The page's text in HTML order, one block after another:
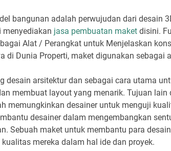
bangunan adalah perwujudan dari desain
jasa pembuatan maket disini.
Alat / Perangkat untuk Menjelaskan
di Dunia Properti, maket digunakan sebagai
desain arsitektur dan sebagai cara utama
membuat layout yang menarik. Tujuan lain
memungkinkan desainer untuk menguji
desainer dalam mengembangkan
Sebuah maket untuk membantu para
mereka dalam hal ide dan proyek.